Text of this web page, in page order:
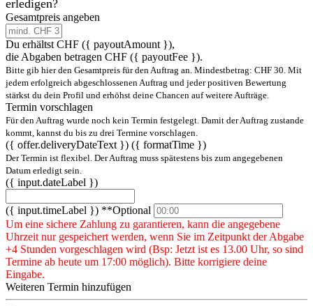
erledigen?
Gesamtpreis angeben
Du erhältst CHF ({ payoutAmount }),
die Abgaben betragen CHF ({ payoutFee }).
Bitte gib hier den Gesamtpreis für den Auftrag an. Mindestbetrag: CHF 30. Mit
jedem erfolgreich abgeschlossenen Auftrag und jeder positiven Bewertung
stärkst du dein Profil und erhöhst deine Chancen auf weitere Aufträge.
Termin vorschlagen
Für den Auftrag wurde noch kein Termin festgelegt. Damit der Auftrag zustande
kommt, kannst du bis zu drei Termine vorschlagen.
({ offer.deliveryDateText }) ({ formatTime })
Der Termin ist flexibel. Der Auftrag muss spätestens bis zum angegebenen
Datum erledigt sein.
({ input.dateLabel })
({ input.timeLabel }) **Optional
Um eine sichere Zahlung zu garantieren, kann die angegebene
Uhrzeit nur gespeichert werden, wenn Sie im Zeitpunkt der Abgabe
+4 Stunden vorgeschlagen wird (Bsp: Jetzt ist es 13.00 Uhr, so sind
Termine ab heute um 17:00 möglich). Bitte korrigiere deine
Eingabe.
Weiteren Termin hinzufügen